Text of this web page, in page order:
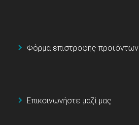
Φόρμα επιστροφής προϊόντων
Επικοινωνήστε μαζί μας